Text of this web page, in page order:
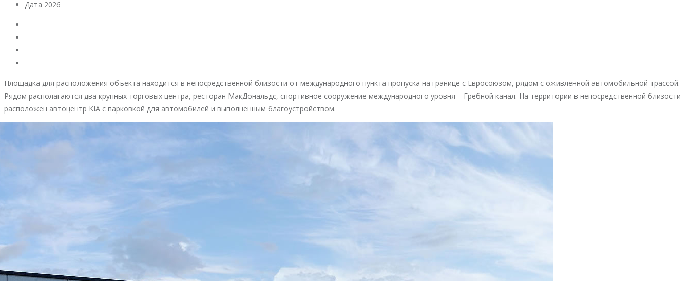
Дата 2026
Площадка для расположения объекта находится в непосредственной близости от международного пункта пропуска на границе с Евросоюзом, рядом с оживленной автомобильной трассой.
Рядом располагаются два крупных торговых центра, ресторан МакДональдс, спортивное сооружение международного уровня – Гребной канал. На территории в непосредственной близости
расположен автоцентр KIA с парковкой для автомобилей и выполненным благоустройством.